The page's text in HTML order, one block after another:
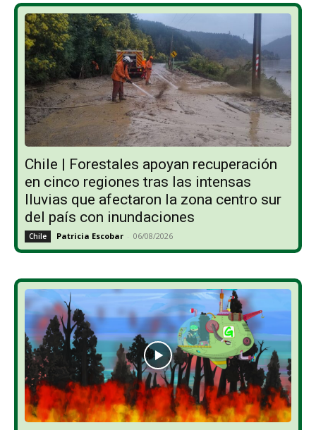
Chile | Forestales apoyan recuperación
en cinco regiones tras las intensas
lluvias que afectaron la zona centro sur
del país con inundaciones
Chile Patricia Escobar - 06/08/2026